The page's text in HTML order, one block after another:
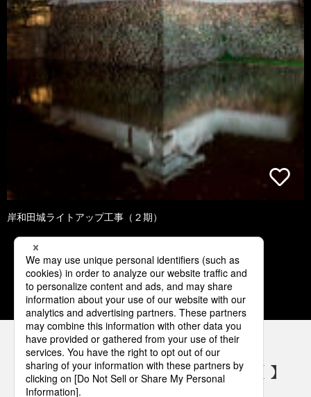
岸和田城ライトアップ工事（２期）
1 2 3 4 5
パナソニックの電気設備 SNSアカウント